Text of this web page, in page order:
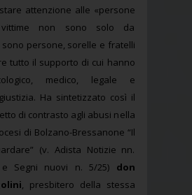
attenzione alle «persone
vittime non sono solo da
sono persone, sorelle e fratelli
tutto il supporto di cui hanno
medico, legale e
Ha sintetizzato così il
di contrasto agli abusi nella
di Bolzano-Bressanone “Il
(v. Adista Notizie nn.
Segni nuovi n. 5/25) don
, presbitero della stessa